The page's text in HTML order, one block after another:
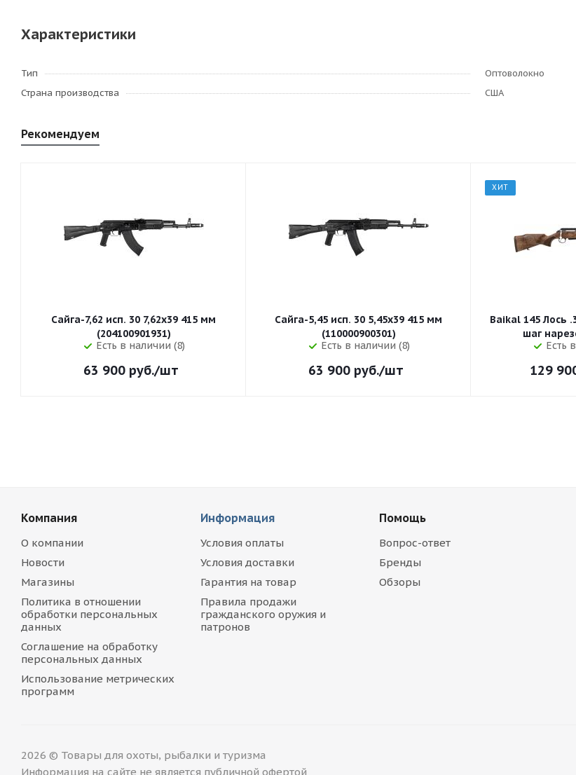
Характеристики
Тип
Оптоволокно
Страна производства
США
Рекомендуем
Сайга-7,62 исп. 30 7,62x39 415 мм
(204100901931)
Есть в наличии (8)
63 900 руб./шт
Сайга-5,45 исп. 30 5,45x39 415 мм
(110000900301)
Есть в наличии (8)
63 900 руб./шт
ХИТ
Baikal 145 Лось
Есть
129
Компания
О компании
Новости
Магазины
Политика в отношении
обработки персональных
данных
Соглашение на обработку
персональных данных
Использование метрических
программ
Информация
Условия оплаты
Условия доставки
Гарантия на товар
Правила продажи
гражданского оружия и
патронов
Помощь
Вопрос-ответ
Бренды
Обзоры
2026 © Товары для охоты, рыбалки и туризма
Информация на сайте не является публичной офертой